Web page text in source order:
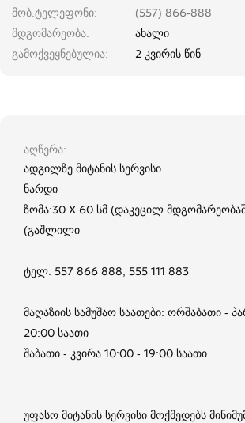
მობ.ტელეფონი
(557) 866-888
მდგომარეობა
ახალი
გამოქვეყნებულია
2 კვირის წინ
აღწერა
ადგილზე მიტანის სერვისი
ნარდი
ზომა:30 X 60 სმ (დაკეცილ
(გაშლილი
ტელ: 557 866 888, 555 111 883
მაღაზიის სამუშაო საათები: ორშაბათი -
20:00 საათი
შაბათი - კვირა 10:00 - 19:00 საათი
უფასო მიტანის სერვისი მოქმედებს